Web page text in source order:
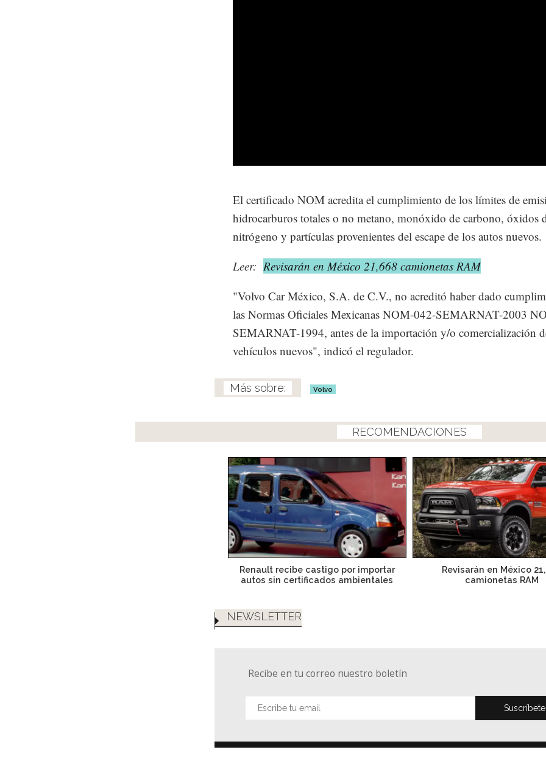
El certificado NOM acredita el cumplimiento de los límites de
hidrocarburos totales o no metano, monóxido de carbono, óxidos
nitrógeno y partículas provenientes del escape de los autos nuevos.
Leer: Revisarán en México 21,668 camionetas RAM
"Volvo Car México, S.A. de C.V., no acreditó haber dado
las Normas Oficiales Mexicanas NOM-042-SEMARNAT-2003
SEMARNAT-1994, antes de la importación y/o comercialización
vehículos nuevos", indicó el regulador.
Volvo
RECOMENDACIONES
Renault recibe castigo por importar
autos sin certificados ambientales
Revisarán en México
camionetas RAM
NEWSLETTER
Recibe en tu correo nuestro boletín